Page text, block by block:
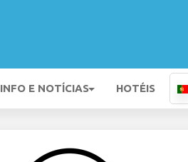
INFO E NOTÍCIAS HOTÉIS